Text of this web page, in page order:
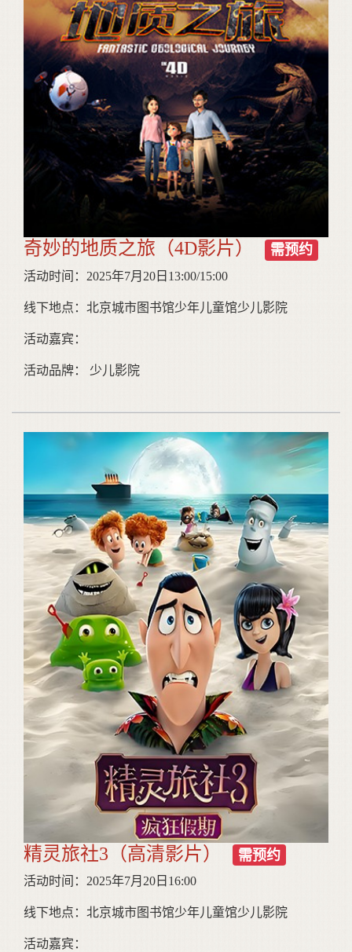
奇妙的地质之旅（4D影片） 需预约
活动时间：2025年7月20日13:00/15:00
线下地点：北京城市图书馆少年儿童馆少儿影院
活动嘉宾：
活动品牌： 少儿影院
精灵旅社3（高清影片） 需预约
活动时间：2025年7月20日16:00
线下地点：北京城市图书馆少年儿童馆少儿影院
活动嘉宾：